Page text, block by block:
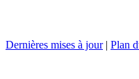
Dernières mises à jour| Plan